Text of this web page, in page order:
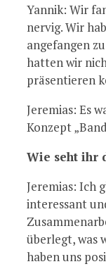
Yannik: Wir
nervig. Wir
angefangen
hatten wir
präsentieren
Jeremias: Es
Konzept
Wie seht ihr
Jeremias: Ich
interessant
überlegt, was
haben uns